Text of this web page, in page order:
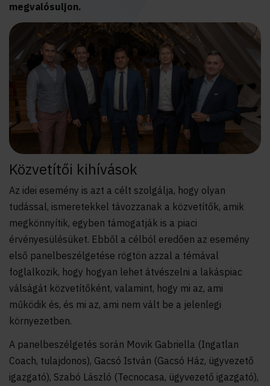
megvalósuljon.
Közvetítői kihívások
Az idei esemény is azt a célt szolgálja, hogy olyan
tudással, ismeretekkel távozzanak a közvetítők, amik
megkönnyítik, egyben támogatják is a piaci
érvényesülésüket. Ebből a célból eredően az esemény
első panelbeszélgetése rögtön azzal a témával
foglalkozik, hogy hogyan lehet átvészelni a lakáspiac
válságát közvetítőként, valamint, hogy mi az, ami
működik és, és mi az, ami nem vált be a jelenlegi
környezetben.
A panelbeszélgetés során Movik Gabriella (Ingatlan
Coach, tulajdonos), Gacsó István (Gacsó Ház, ügyvezető
igazgató), Szabó László (Tecnocasa, ügyvezető igazgató),